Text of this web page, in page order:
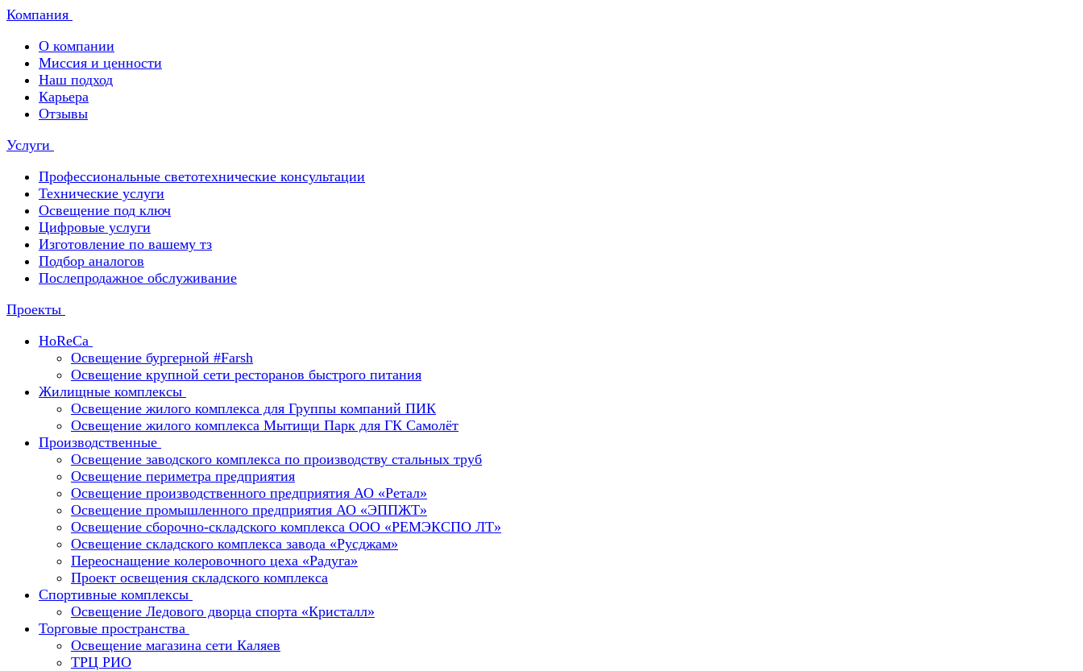
Компания
О компании
Миссия и ценности
Наш подход
Карьера
Отзывы
Услуги
Профессиональные светотехнические консультации
Технические услуги
Освещение под ключ
Цифровые услуги
Изготовление по вашему тз
Подбор аналогов
Послепродажное обслуживание
Проекты
HoReCa
Освещение бургерной #Farsh
Освещение крупной сети ресторанов быстрого питания
Жилищные комплексы
Освещение жилого комплекса для Группы компаний ПИК
Освещение жилого комплекса Мытищи Парк для ГК Самолёт
Производственные
Освещение заводского комплекса по производству стальных труб
Освещение периметра предприятия
Освещение производственного предприятия АО «Ретал»
Освещение промышленного предприятия АО «ЭППЖТ»
Освещение сборочно-складского комплекса ООО «РЕМЭКСПО ЛТ»
Освещение складского комплекса завода «Русджам»
Переоснащение колеровочного цеха «Радуга»
Проект освещения складского комплекса
Спортивные комплексы
Освещение Ледового дворца спорта «Кристалл»
Торговые пространства
Освещение магазина сети Каляев
ТРЦ РИО